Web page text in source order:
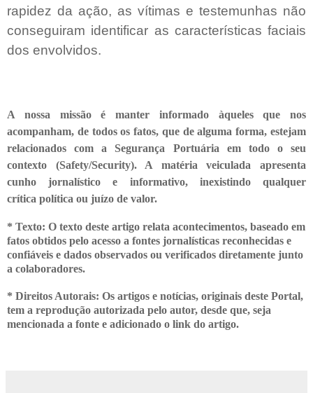
rapidez da ação, as vítimas e testemunhas não
conseguiram identificar as características faciais
dos envolvidos.
A nossa missão é manter informado àqueles que nos
acompanham, de todos os fatos, que de alguma forma, estejam
relacionados com a Segurança Portuária em todo o seu
contexto (Safety/Security). A matéria veiculada apresenta
cunho jornalístico e informativo, inexistindo qualquer
crítica política ou juízo de valor.
* Texto: O texto deste artigo relata acontecimentos, baseado em
fatos obtidos pelo acesso a fontes jornalísticas reconhecidas e
confiáveis e dados observados ou verificados diretamente junto
a colaboradores.
* Direitos Autorais: Os artigos e notícias, originais deste Portal,
tem a reprodução autorizada pelo autor, desde que, seja
mencionada a fonte e adicionado o link do artigo.